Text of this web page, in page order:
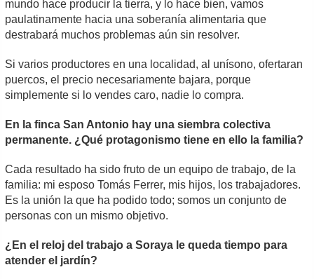
mundo hace producir la tierra, y lo hace bien, vamos
paulatinamente hacia una soberanía alimentaria que
destrabará muchos problemas aún sin resolver.
Si varios productores en una localidad, al unísono, ofertaran
puercos, el precio necesariamente bajara, porque
simplemente si lo vendes caro, nadie lo compra.
En la finca San Antonio hay una siembra colectiva
permanente. ¿Qué protagonismo tiene en ello la familia?
Cada resultado ha sido fruto de un equipo de trabajo, de la
familia: mi esposo Tomás Ferrer, mis hijos, los trabajadores.
Es la unión la que ha podido todo; somos un conjunto de
personas con un mismo objetivo.
¿En el reloj del trabajo a Soraya le queda tiempo para
atender el jardín?